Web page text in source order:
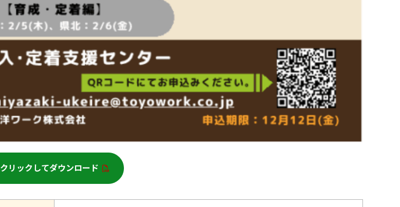
クリックしてダウンロード